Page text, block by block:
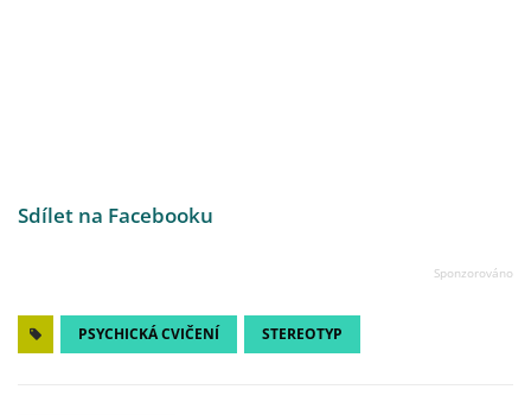
Sdílet na Facebooku
PSYCHICKÁ CVIČENÍ STEREOTYP